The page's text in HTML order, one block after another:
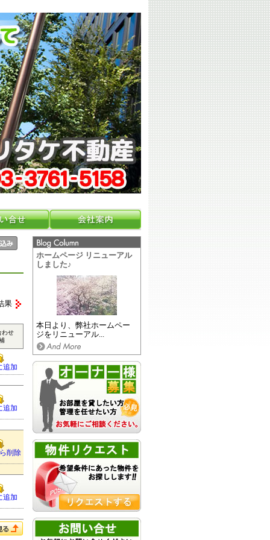
ホームページ リニューアル
しました♪
本日より、弊社ホームペー
ジをリニューアル...
果
わせ
追加
追加
削除
追加